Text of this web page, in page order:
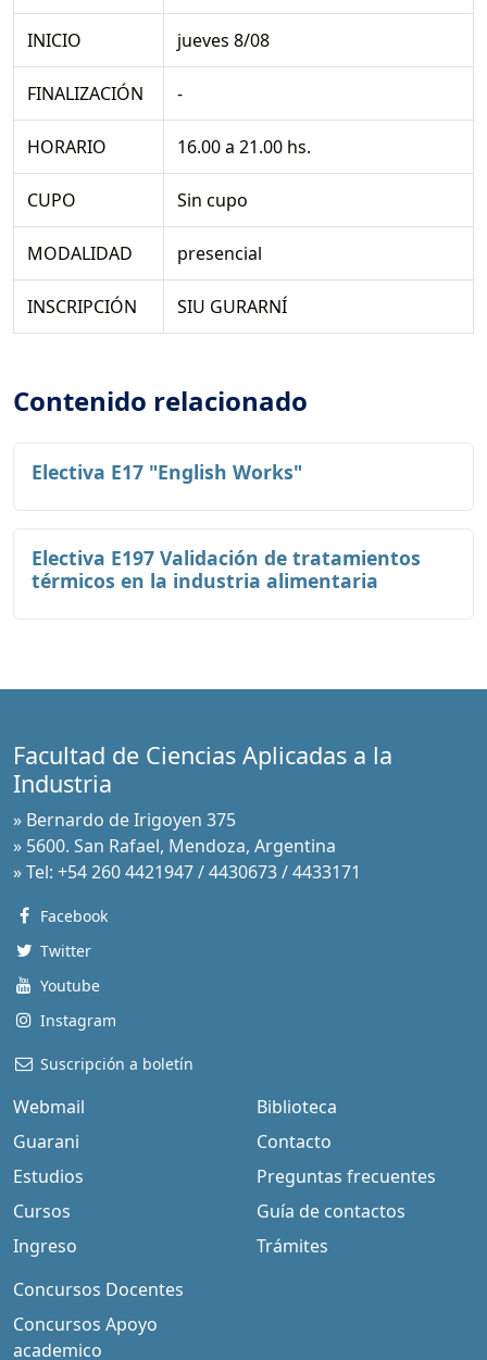
INICIO jueves 8/08
FINALIZACIÓN -
HORARIO 16.00 a 21.00 hs.
CUPO Sin cupo
MODALIDAD presencial
INSCRIPCIÓN SIU GURARNÍ
Contenido relacionado
Electiva E17 "English Works"
Electiva E197 Validación de tratamientos
térmicos en la industria alimentaria
Facultad de Ciencias Aplicadas a la
Industria
» Bernardo de Irigoyen 375
» 5600. San Rafael, Mendoza, Argentina
» Tel: +54 260 4421947 / 4430673 / 4433171
Facebook
Twitter
Youtube
Instagram
Suscripción a boletín
Webmail
Guarani
Estudios
Cursos
Ingreso
Biblioteca
Contacto
Preguntas frecuentes
Guía de contactos
Trámites
Concursos Docentes
Concursos Apoyo
academico